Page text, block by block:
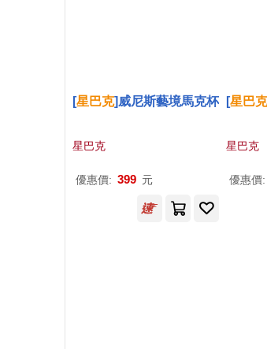
[星巴克]威尼斯藝境馬克杯
星巴克
優惠價: 399 元
[星巴克
星巴克
優惠價: